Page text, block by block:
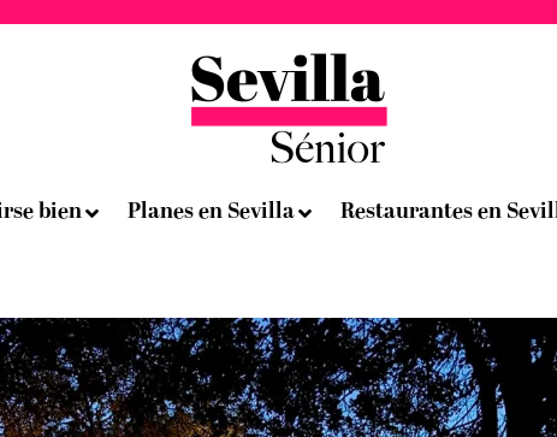
bien Planes en Sevilla Restaurantes en